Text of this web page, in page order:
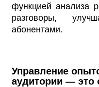
функцией анализа
разговоры,
абонентами.
Управление
аудитории — это